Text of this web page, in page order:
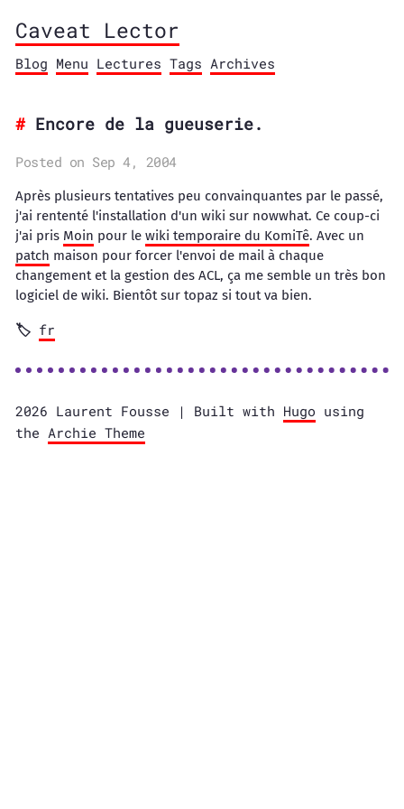
Caveat Lector
Blog Menu Lectures Tags Archives
Encore de la gueuserie.
Posted on Sep 4, 2004
Après plusieurs tentatives peu convainquantes par le passé,
j'ai rententé l'installation d'un wiki sur nowwhat. Ce coup-ci
j'ai pris Moin pour le wiki temporaire du KomiTê. Avec un
patch maison pour forcer l'envoi de mail à chaque
changement et la gestion des ACL, ça me semble un très bon
logiciel de wiki. Bientôt sur topaz si tout va bien.
fr
2026 Laurent Fousse | Built with Hugo using
the Archie Theme